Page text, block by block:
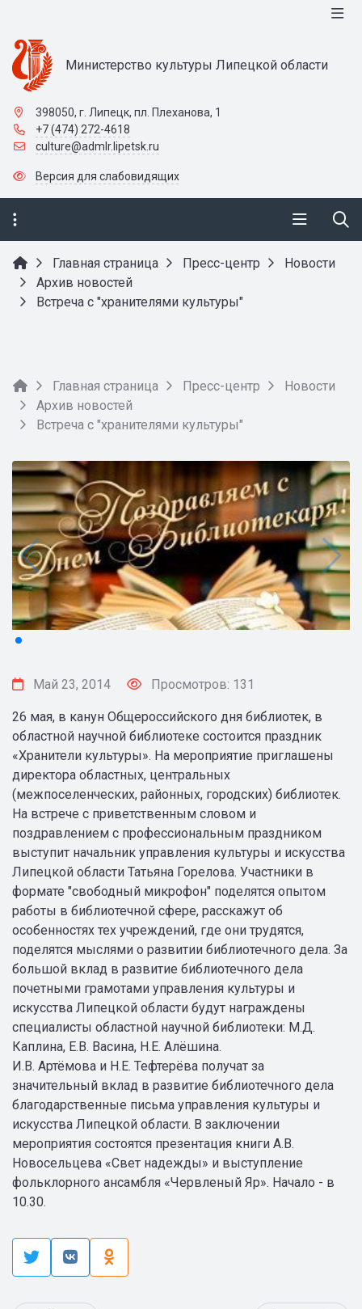
Министерство культуры Липецкой области
398050, г. Липецк, пл. Плеханова, 1
+7 (474) 272-4618
culture@admlr.lipetsk.ru
Версия для слабовидящих
Главная страница Пресс-центр
Новости
Архив новостей
Встреча с "хранителями культуры"
Главная страница Пресс-центр
Новости
Архив новостей
Встреча с "хранителями культуры"
Май 23, 2014 Просмотров: 131
26 мая, в канун Общероссийского дня библиотек, в
областной научной библиотеке состоится праздник
«Хранители культуры». На мероприятие приглашены
директора областных, центральных
(межпоселенческих, районных, городских) библиотек.
На встрече с приветственным словом и
поздравлением с профессиональным праздником
выступит начальник управления культуры и искусства
Липецкой области Татьяна Горелова. Участники в
формате "свободный микрофон" поделятся опытом
работы в библиотечной сфере, расскажут об
особенностях тех учреждений, где они трудятся,
поделятся мыслями о развитии библиотечного дела. За
большой вклад в развитие библиотечного дела
почетными грамотами управления культуры и
искусства Липецкой области будут награждены
специалисты областной научной библиотеки: М.Д.
Каплина, Е.В. Васина, Н.Е. Алёшина.
И.В. Артёмова и Н.Е. Тефтерёва получат за
значительный вклад в развитие библиотечного дела
благодарственные письма управления культуры и
искусства Липецкой области. В заключении
мероприятия состоятся презентация книги А.В.
Новосельцева «Свет надежды» и выступление
фольклорного ансамбля «Червленый Яр». Начало - в
10.30.